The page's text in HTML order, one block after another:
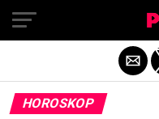
HOROSKOP
Exit